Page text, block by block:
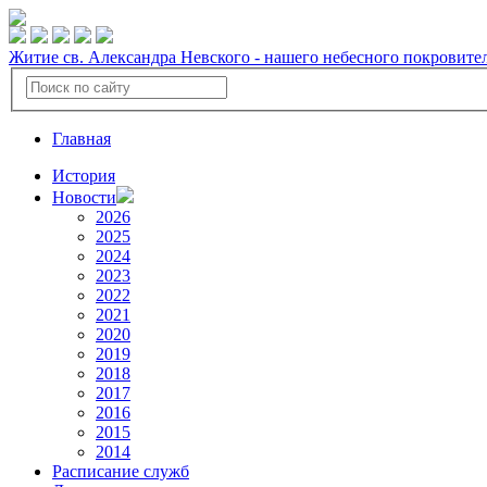
Житие св. Александра Невского - нашего небесного
Главная
История
Новости
2026
2025
2024
2023
2022
2021
2020
2019
2018
2017
2016
2015
2014
Расписание служб